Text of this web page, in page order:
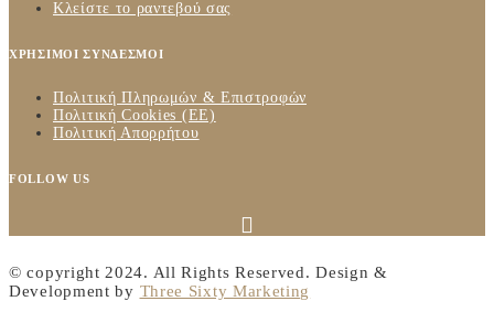
Κλείστε το ραντεβού σας
ΧΡΗΣΙΜΟΙ ΣΥΝΔΕΣΜΟΙ
Πολιτική Πληρωμών & Επιστροφών
Πολιτική Cookies (ΕΕ)
Πολιτική Απορρήτου
FOLLOW US
© copyright 2024. All Rights Reserved. Design &
Development by Three Sixty Marketing